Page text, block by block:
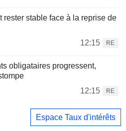
rester stable face à la reprise de
12:15
RE
obligataires progressent,
12:15
RE
Espace Taux d'intérêts